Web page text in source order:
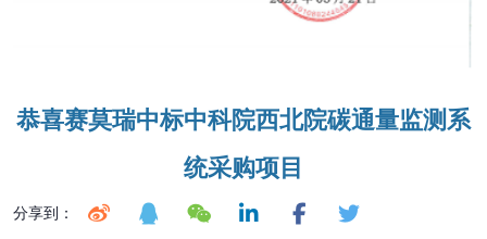
恭喜赛莫瑞中标中科院西北院碳通量监测系
统采购项目
分享到：